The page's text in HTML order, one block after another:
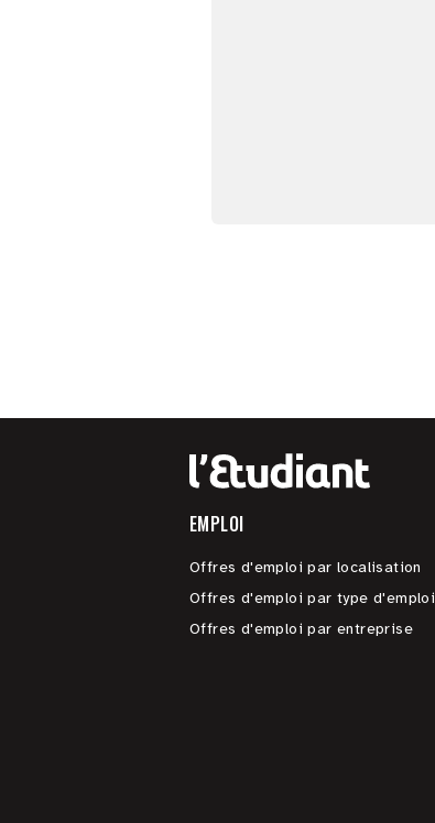
EMPLOI
Offres d'emploi par localisation
Offres d'emploi par type d'emploi
Offres d'emploi par entreprise